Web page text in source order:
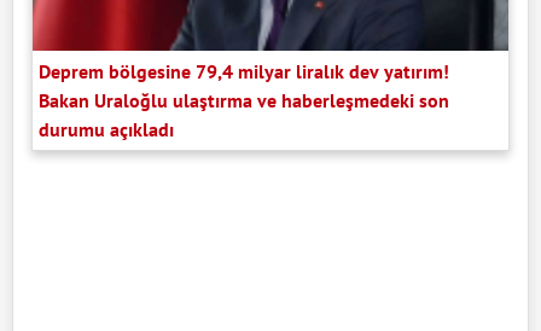
Deprem bölgesine 79,4 milyar liralık dev yatırım!
Bakan Uraloğlu ulaştırma ve haberleşmedeki son
durumu açıkladı